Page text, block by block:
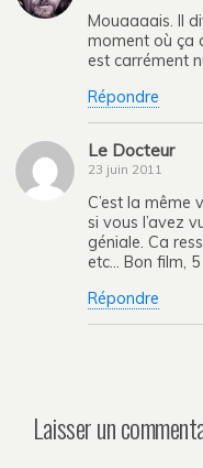
Mouaaaais. Il
moment où ça
est carrément
Répondre
Le Docteur
23 juin 2011
C’est la
si vous l’avez
géniale. Ca
etc… Bon film,
Répondre
Laisser un